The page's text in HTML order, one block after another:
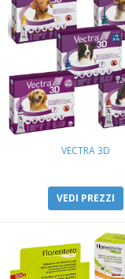
VECTRA 3D
VEDI PREZZI